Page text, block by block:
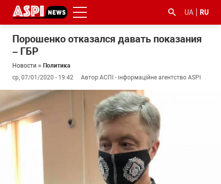
UA RU
Порошенко отказался давать показания
– ГБР
Новости » Политика
ср, 07/01/2020 - 19:42
Автор:АСПІ - інформаційне агентство ASPI
#ООС
#боротьба
з
корупцією
#гфс #Киев #коронавірус